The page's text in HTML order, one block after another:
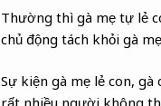
Thường thì gà mẹ tự lẻ
chủ động tách khỏi gà
Sự kiện gà mẹ lẻ con,